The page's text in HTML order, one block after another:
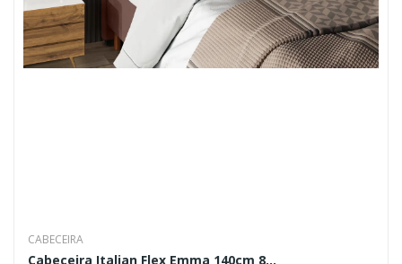
CABECEIRA
Cabeceira Italian Flex Emma 140cm 8...